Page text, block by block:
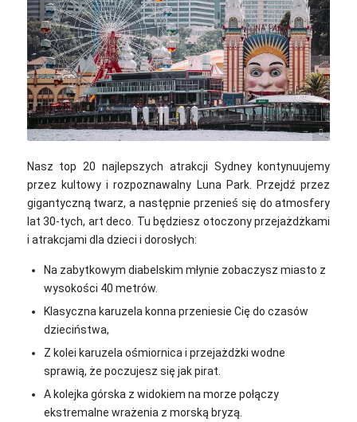
Annie Spratt / Unsplash
Nasz top 20 najlepszych atrakcji Sydney kontynuujemy
przez kultowy i rozpoznawalny Luna Park. Przejdź przez
gigantyczną twarz, a następnie przenieś się do atmosfery
lat 30-tych, art deco. Tu będziesz otoczony przejażdżkami
i atrakcjami dla dzieci i dorosłych:
Na zabytkowym diabelskim młynie zobaczysz miasto z
wysokości 40 metrów.
Klasyczna karuzela konna przeniesie Cię do czasów
dzieciństwa,
Z kolei karuzela ośmiornica i przejażdżki wodne
sprawią, że poczujesz się jak pirat.
A kolejka górska z widokiem na morze połączy
ekstremalne wrażenia z morską bryzą.